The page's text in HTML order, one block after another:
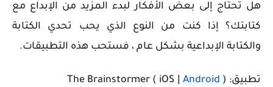
هل تحتاج إلى بعض الأفكار لبدء المزيد من الإبداع مع
كتابتك؟ إذا كنت من النوع الذي يحب تحدي الكتابة
والكتابة الإبداعية بشكل عام ، فستحب هذه التطبيقات.
تطبيق: The Brainstormer ( iOS | Android )